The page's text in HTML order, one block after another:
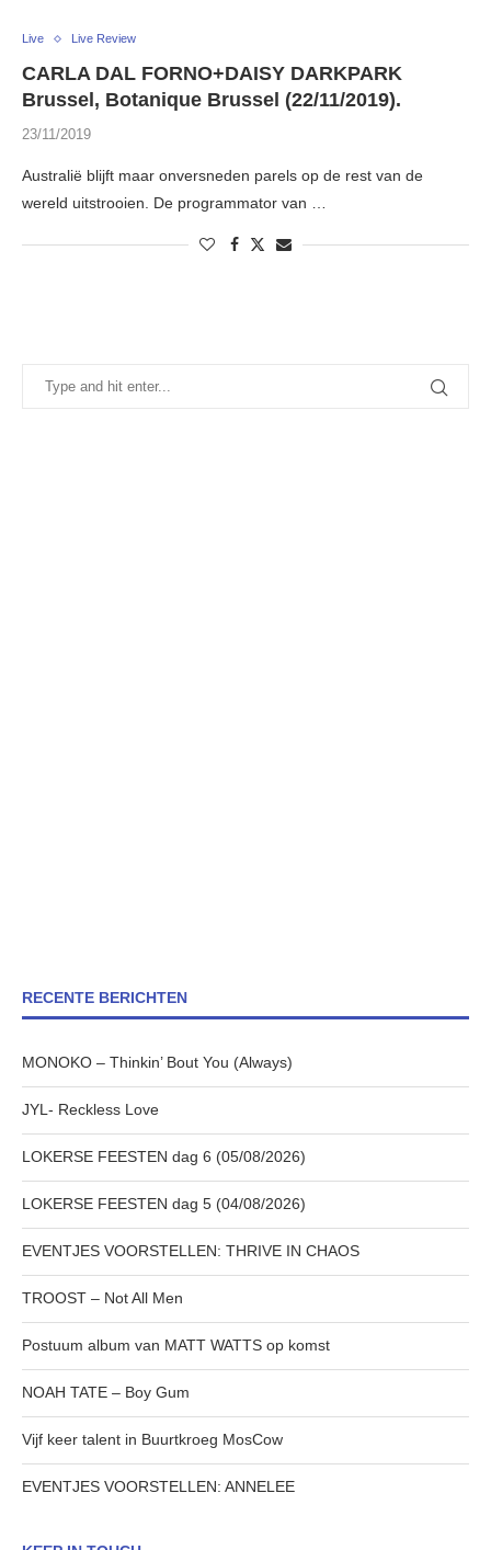
Live Live Review
CARLA DAL FORNO+DAISY DARKPARK
Brussel, Botanique Brussel (22/11/2019).
23/11/2019
Australië blijft maar onversneden parels op de rest van de
wereld uitstrooien. De programmator van …
RECENTE BERICHTEN
MONOKO – Thinkin’ Bout You (Always)
JYL- Reckless Love
LOKERSE FEESTEN dag 6 (05/08/2026)
LOKERSE FEESTEN dag 5 (04/08/2026)
EVENTJES VOORSTELLEN: THRIVE IN CHAOS
TROOST – Not All Men
Postuum album van MATT WATTS op komst
NOAH TATE – Boy Gum
Vijf keer talent in Buurtkroeg MosCow
EVENTJES VOORSTELLEN: ANNELEE